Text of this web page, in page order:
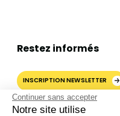
Continuer sans accepter
Notre site utilise
Restez informés
INSCRIPTION NEWSLETTER